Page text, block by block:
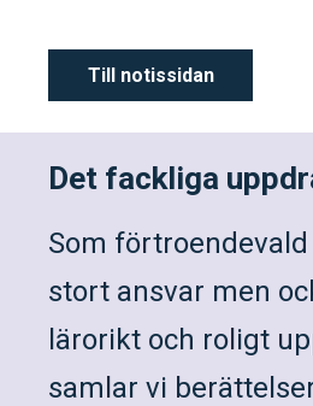
Till notissidan
Det fackliga
Som
stort ansvar men
lärorikt och roligt
samlar vi